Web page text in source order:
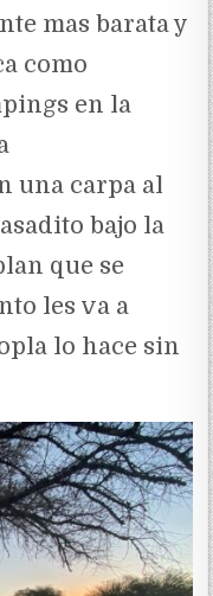
mas barata y
como
en la
una carpa al
bajo la
que se
les va a
lo hace sin